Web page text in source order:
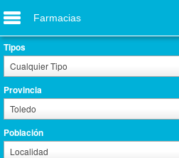
Farmacias
Tipos
Cualquier Tipo
Provincia
Toledo
Población
Localidad